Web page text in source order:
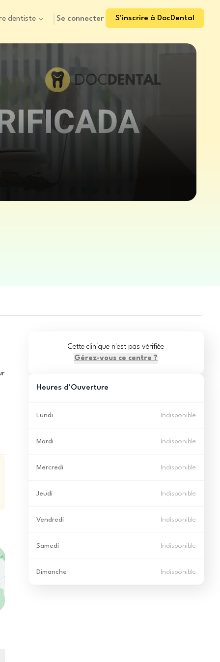
dentiste Se connecter S'inscrire à DocDental
Cette clinique n'est pas vérifiée
Gérez-vous ce centre ?
Heures d'Ouverture
Lundi Indisponible
Mardi Indisponible
Mercredi Indisponible
Jeudi Indisponible
Vendredi Indisponible
Samedi Indisponible
Dimanche Indisponible